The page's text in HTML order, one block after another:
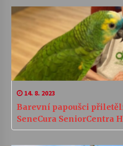
14. 8. 2023
Barevní papoušci
SeneCura SeniorCentra